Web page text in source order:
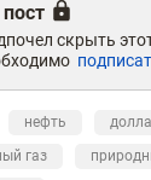
скрыть
нефть
газ